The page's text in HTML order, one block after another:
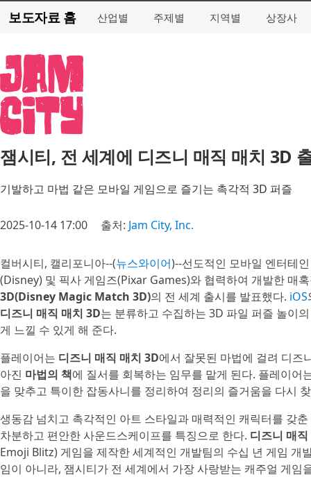
보도자료 홈 산업별 주제별 지역별 상장사
잼시티, 전 세계에 디즈니 매직 매치 3D
기발하고 마법 같은 모바일 게임으로 즐기는 촉각적 3D 퍼즐
2025-10-14 17:00 출처: Jam City, Inc.
컬버시티, 캘리포니아--(뉴스와이어)--선도적인 모바일 엔터테
(Disney) 및 픽사 게임즈(Pixar Games)와 협력하여 개발한 매
3D(Disney Magic Match 3D)의 전 세계 출시를 발표했다. iOS
디즈니 매직 매치 3D는 분류하고 수집하는 3D 파일 퍼즐 놀이
게 느낄 수 있게 해 준다.
플레이어는 디즈니 매직 매치 3D에서 잘못된 마법에 걸려 디즈
아진 마법의 책에 질서를 회복하는 임무를 맡게 된다. 플레이
을 맞추고 특이한 잡동사니를 정리하여 정리의 즐거움을 다시
생동감 넘치고 촉각적인 아트 스타일과 매력적인 캐릭터를 갖
차분하고 편안한 사운드스케이프를 특징으로 한다. 디즈니 매
Emoji Blitz) 게임을 제작한 세계적인 개발팀의 수십 년 게임 개
임이 아니라, 잼시티가 전 세계에서 가장 사랑받는 캐주얼 게